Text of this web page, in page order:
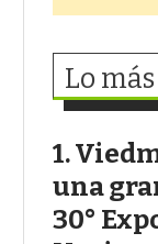
Lo
una
30°